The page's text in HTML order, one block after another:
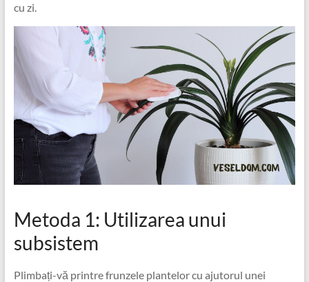
cu zi.
Metoda 1: Utilizarea unui
subsistem
Plimbați-vă printre frunzele plantelor cu ajutorul unei